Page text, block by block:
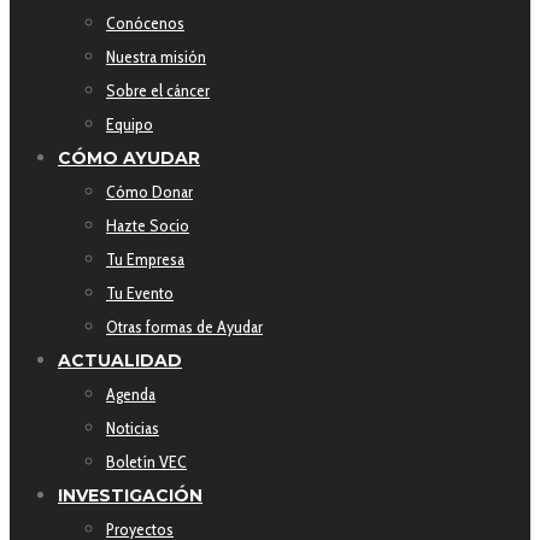
Conócenos
Nuestra misión
Sobre el cáncer
Equipo
CÓMO AYUDAR
Cómo Donar
Hazte Socio
Tu Empresa
Tu Evento
Otras formas de Ayudar
ACTUALIDAD
Agenda
Noticias
Boletín VEC
INVESTIGACIÓN
Proyectos